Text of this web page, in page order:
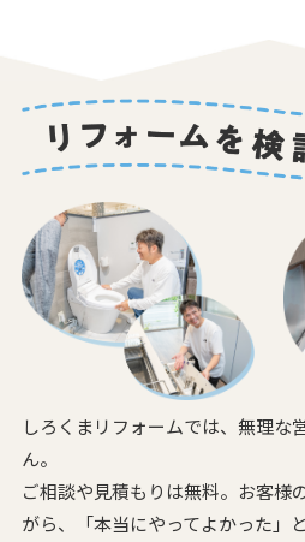
しろくまリフォームでは、無理な
ん。
ご相談や見積もりは無料。お客様
がら、
「本当にやってよかった